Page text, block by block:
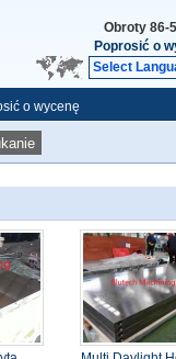
Obroty 86-
Poprosić o
Select
o wycenę